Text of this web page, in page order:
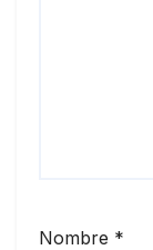
Nombre *